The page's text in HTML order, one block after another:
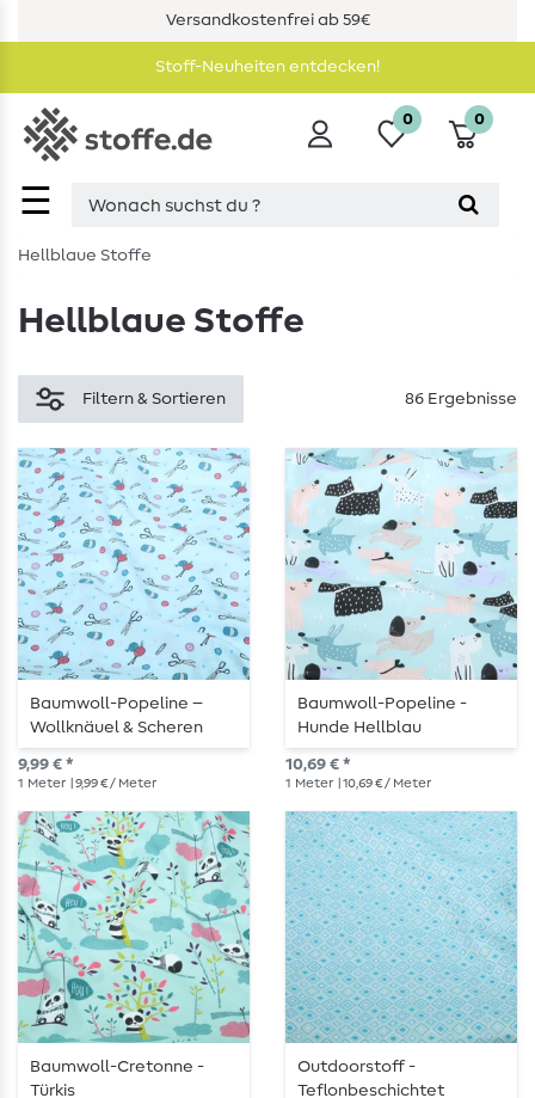
Versandkostenfrei ab 59€
Stoff-Neuheiten entdecken!
☰
0 0
Hellblaue Stoffe
Hellblaue Stoffe
Filtern & Sortieren 86 Ergebnisse
Baumwoll-Popeline –
Wollknäuel & Scheren
Helltürkis
9,99 € *
1 Meter | 9,99 € / Meter
Baumwoll-Popeline -
Hunde Hellblau
10,69 € *
1 Meter | 10,69 € / Meter
Baumwoll-Cretonne -
Türkis
Outdoorstoff -
Teflonbeschichtet